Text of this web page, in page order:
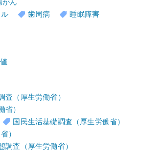
がん
歯周病
睡眠障害
査（厚生労働省）
省）
国民生活基礎調査（厚生労働省）
）
調査（厚生労働省）